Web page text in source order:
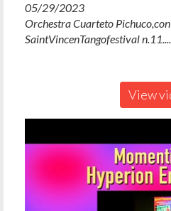
05/29/2023
Orchestra Cuarteto
SaintVincenTangofestival n.11....
View